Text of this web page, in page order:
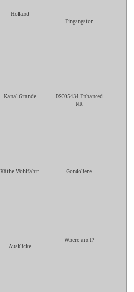
Holland
Eingangstor
Kanal Grande
DSC05434 Enhanced
NR
Käthe Wohlfahrt
Gondoliere
Ausblicke
Where am I?